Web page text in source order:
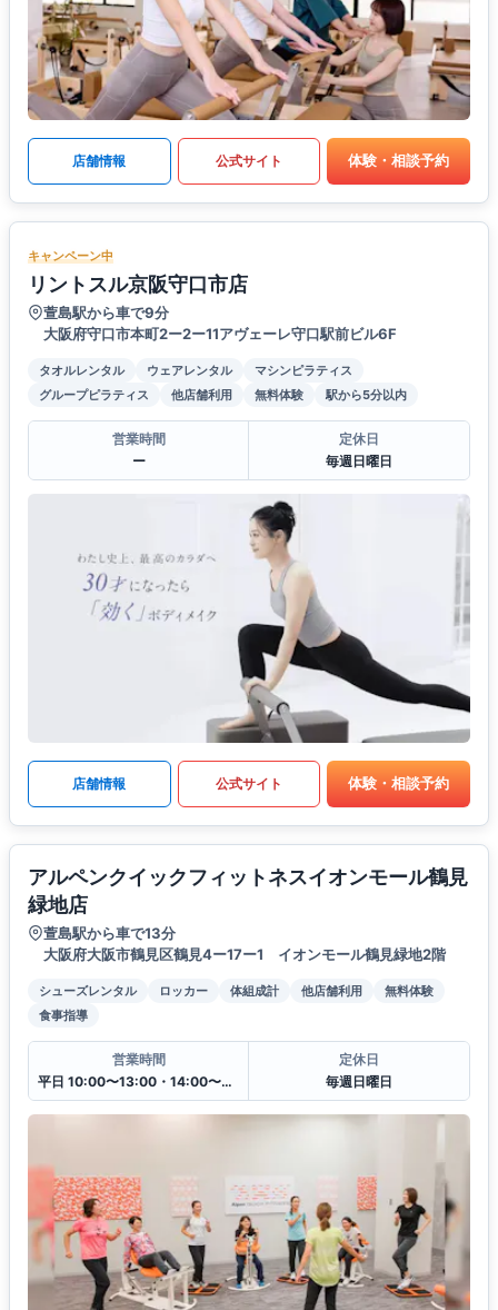
店舗情報 公式サイト 体験・相談予約
キャンペーン中
リントスル京阪守口市店
萱島駅から車で9分
大阪府守口市本町2ー2ー11アヴェーレ守口駅前ビル6F
タオルレンタル ウェアレンタル
マシンピラティス
グループピラティス
他店舗利用 無料体験 駅から5分以内
営業時間
ー
定休日
毎週日曜日
店舗情報 公式サイト 体験・相談予約
アルペンクイックフィットネスイオンモール鶴見
緑地店
萱島駅から車で13分
大阪府大阪市鶴見区鶴見4ー17ー1 イオンモール鶴見緑地2階
シューズレンタル ロッカー 体組成計 他店舗利用
無料体験
食事指導
営業時間
平日 10:00〜13:00・14:00〜20:00
定休日
毎週日曜日